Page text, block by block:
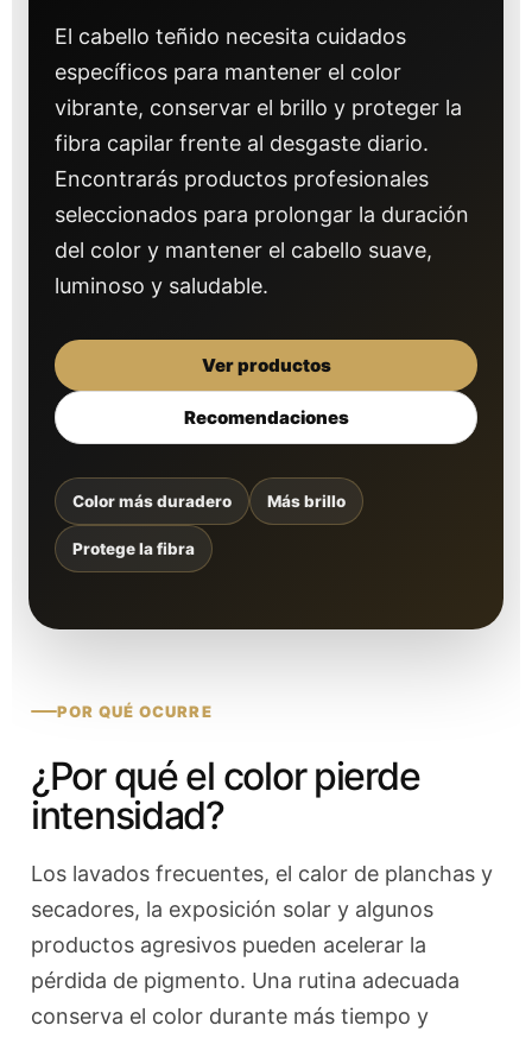
El cabello teñido necesita cuidados
específicos para mantener el color
vibrante, conservar el brillo y proteger la
fibra capilar frente al desgaste diario.
Encontrarás productos profesionales
seleccionados para prolongar la duración
del color y mantener el cabello suave,
luminoso y saludable.
Ver productos
Recomendaciones
Color más duradero Más brillo
Protege la fibra
POR QUÉ OCURRE
¿Por qué el color pierde
intensidad?
Los lavados frecuentes, el calor de planchas y
secadores, la exposición solar y algunos
productos agresivos pueden acelerar la
pérdida de pigmento. Una rutina adecuada
conserva el color durante más tiempo y